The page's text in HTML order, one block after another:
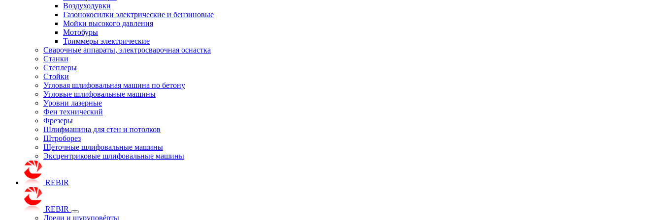
Воздуходувки
Газонокосилки электрические и бензиновые
Мойки высокого давления
Мотобуры
Триммеры электрические
Сварочные аппараты, электросварочная оснастка
Станки
Степлеры
Стойки
Угловая шлифовальная машина по бетону
Угловые шлифовальные машины
Уровни лазерные
Фен технический
Фрезеры
Шлифмашина для стен и потолков
Штроборез
Щеточные шлифовальные машины
Эксцентриковые шлифовальные машины
REBIR
REBIR
Дрели и шуруповёрты